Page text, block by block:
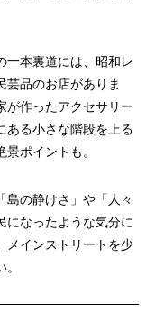
一本裏道には、昭和レ
芸品のお店がありま
が作ったアクセサリー
ある小さな階段を上る
ポイントも。
島の静けさ」や「人々
になったような気分に
メインストリートを少